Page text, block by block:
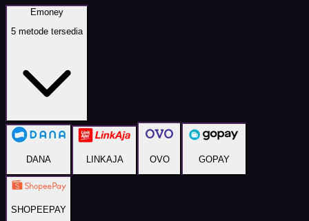
Emoney
5 metode tersedia
DANA LINKAJA OVO GOPAY
SHOPEEPAY